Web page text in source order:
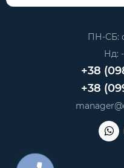
ПН-СБ:
Нд:
+38
+38